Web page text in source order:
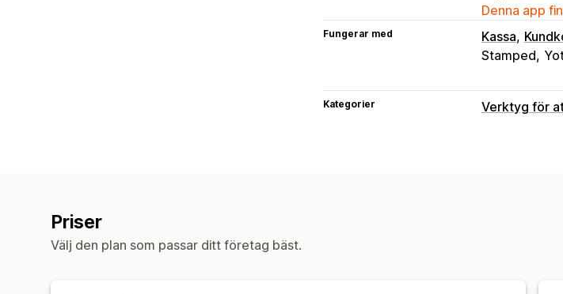
Denna app
Fungerar med Kassa
Stamped
Kategorier Verktyg för
Priser
Välj den plan som passar ditt företag bäst.